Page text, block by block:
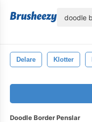
Delare Klotter
Doodle Border Penslar